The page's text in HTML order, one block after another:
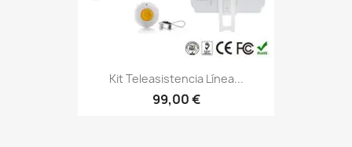
Kit Teleasistencia Línea...
99,00 €